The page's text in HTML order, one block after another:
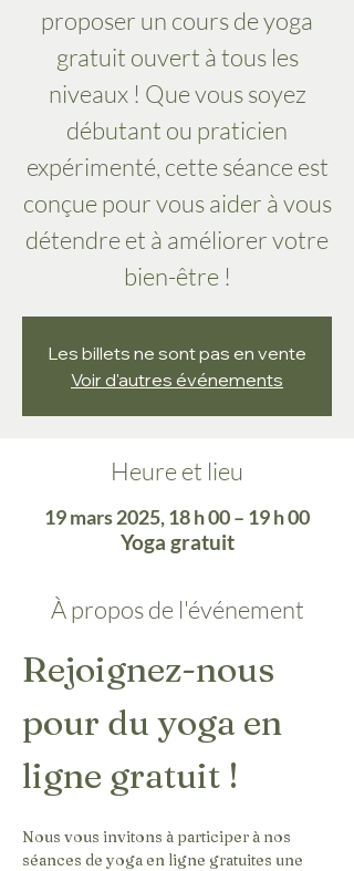
proposer un cours de yoga
gratuit ouvert à tous les
niveaux ! Que vous soyez
débutant ou praticien
expérimenté, cette séance est
conçue pour vous aider à vous
détendre et à améliorer votre
bien-être !
Les billets ne sont pas en vente
Voir d'autres événements
Heure et lieu
19 mars 2025, 18 h 00 – 19 h 00
Yoga gratuit
À propos de l'événement
Rejoignez-nous
pour du yoga en
ligne gratuit !
Nous vous invitons à participer à nos
séances de yoga en ligne gratuites une